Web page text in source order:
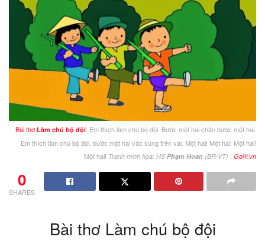
Bài thơLàm chú bộ đội: Em thích làm chú bộ đội. Bước một hai chân bước một hai.
Em thích làm chú bộ đội, bước một hai vác súng trên vai. Một hai! Một hai! Một hai!
Một hai! Tranh minh họa: HS Phạm Hoan (BR-VT) | GoiY.vn
0
SHARES
Bài thơ Làm chú bộ đội